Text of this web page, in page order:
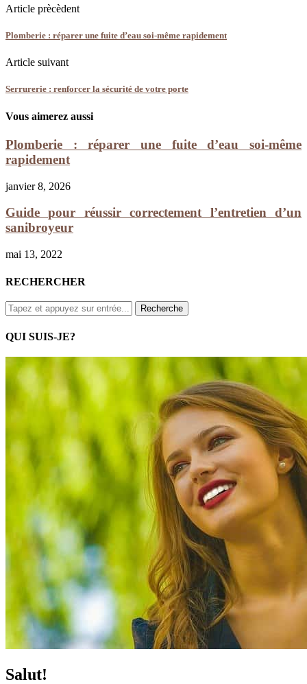
Article prècèdent
Plomberie : réparer une fuite d’eau soi-même rapidement
Article suivant
Serrurerie : renforcer la sécurité de votre porte
Vous aimerez aussi
Plomberie : réparer une fuite d’eau soi-même
rapidement
janvier 8, 2026
Guide pour réussir correctement l’entretien d’un
sanibroyeur
mai 13, 2022
RECHERCHER
QUI SUIS-JE?
Salut!